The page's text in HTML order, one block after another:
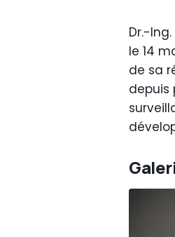
Dr.-
le 14
de sa
depuis